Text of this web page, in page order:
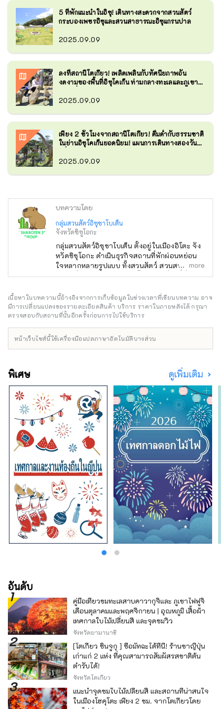
5 ที่พักแนะนำในอิซุ! เดินทางสะดวกจากสวนสัตว์
กระบองเพชรอิซุและสวนสาธารณะอิซุแกรนปาล
2025.09.09
ลงที่สถานีโตเกียว! เพลิดเพลินกับทัศนียภาพอัน
งดงามของพื้นที่อิซุโคเก็น ท่ามกลางทะเลและภูเขา!
2025.09.09
เพียง 2 ชั่วโมงจากสถานีโตเกียว! ดื่มด่ำกับธรรมชาติ
ในย่านอิซุโคเก็นยอดนิยม! แผนการเดินทางสองวัน
2025.09.09
บทความโดย
กลุ่มสวนสัตว์อิซุชาโบเต็น
จังหวัดชิซูโอกะ
กลุ่มสวนสัตว์อิซุชาโบเต็น ตั้งอยู่ในเมืองอิโตะ จัง
หวัดชิซุโอกะ ดำเนินธุรกิจสถานที่พักผ่อนหย่อน
ใจหลากหลายรูปแบบ ทั้งสวนสัตว์ สวนสนุก และ
สถานที่กางเต็นท์แบบแกลมปิ้ง สถานที่หลักที่กลุ่ม
ซึ่งมีต้นกระบองเพชรประมาณ 1,500 สายพันธุ์
และสัตว์กว่า 140 สายพันธุ์อาศัยอยู่ร่วมกัน สวนอิ
ซุกรานปาล (Izu Granpal Park) ซึ่งเต็มไปด้วย
(Izu Kogen Gran Illumination) ซึ่งมีการประดับ
Garden) ซึ่งจัดแสดงโคมไฟทิฟฟานี และสถานีขน
ส่งอิซุโคเก็นกรานปาลพอร์ต (Izu Kogen Travel
Station Granpal Port) ซึ่งจำหน่ายของที่ระลึก
สุดพิเศษเฉพาะที่อิซุ นอกจากนี้ กลุ่มสวนสัตว์อิซุยั
งได้เปิดสวนสัตว์ในร่ม AniTouch ในโตเกียว โย
โกฮามา นาโกย่า ชิซุโอกะ กุนมะ และสถานที่อื่นๆ
เพื่อให้นักท่องเที่ยวได้สัมผัสและใกล้ชิดกับสัตว์
ต่างๆ สิ่งเหล่านี้คือสถานที่พักผ่อนหย่อนใจที่มอบ
ประสบการณ์ที่หลากหลายและการบำบัดรักษาให้
แก่นักท่องเที่ยวอย่างต่อเนื่อง
more
เนื้อหาในบทความนี้อ้างอิงจากการเก็บข้อมูลในช่วงเวลาที่เขียนบทความ อาจ
มีการเปลี่ยนแปลงของรายละเอียดสินค้า บริการ ราคาในภายหลังได้ กรุณา
ตรวจสอบกับสถานที่นั้นอีกครั้งก่อนการไปใช้บริการ
หน้าเว็บไซต์นี้ใช้เครื่องมือแปลภาษาอัตโนมัติบางส่วน
พิเศษ ดูเพิ่มเติม
อันดับ
คู่มือเที่ยวชมทะเลสาบคาวากุจิและ ภูเขาไฟฟูจิ
เดือนตุลาคมและพฤศจิกายน | อุณหภูมิ เสื้อผ้า
เทศกาลใบไม้เปลี่ยนสี และจุดชมวิว
จังหวัดยามานาชิ
[โตเกียว ชินจูกุ ] ซื้อมัทฉะได้ที่นี่! ร้านชาญี่ปุ่น
เก่าแก่ 2 แห่ง ที่คุณสามารถสัมผัสรสชาติต้น
ตำรับได้!
จังหวัดโตเกียว
แนะนำจุดชมใบไม้เปลี่ยนสี และสถานที่น่าสนใจ
ในเมืองโฮคุโตะ เพียง 2 ชม. จากโตเกียวโดย